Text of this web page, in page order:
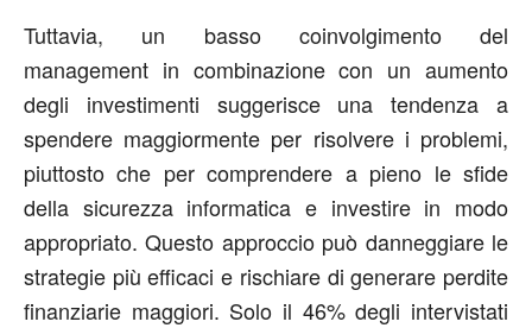
Tuttavia, un basso coinvolgimento del
management in combinazione con un aumento
degli investimenti suggerisce una tendenza a
spendere maggiormente per risolvere i problemi,
piuttosto che per comprendere a pieno le sfide
della sicurezza informatica e investire in modo
appropriato. Questo approccio può danneggiare le
strategie più efficaci e rischiare di generare perdite
finanziarie maggiori. Solo il 46% degli intervistati